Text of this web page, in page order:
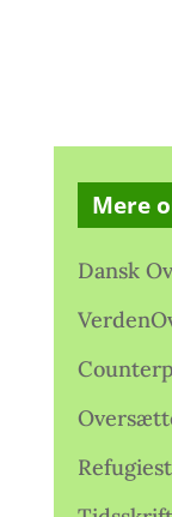
Mere
Dansk